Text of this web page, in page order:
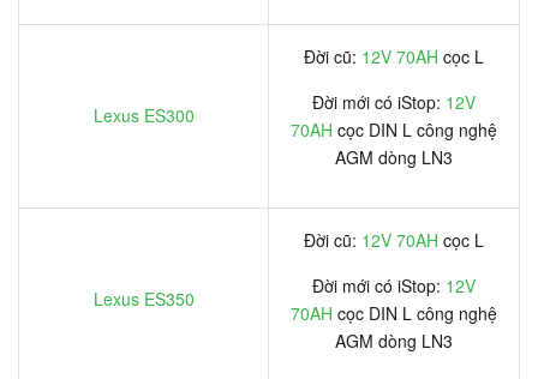
Lexus ES300
Đời cũ: 12V 70AH cọc L
Đời mới có iStop: 12V
70AH cọc DIN L công nghệ
AGM dòng LN3
Lexus ES350
Đời cũ: 12V 70AH cọc L
Đời mới có iStop: 12V
70AH cọc DIN L công nghệ
AGM dòng LN3